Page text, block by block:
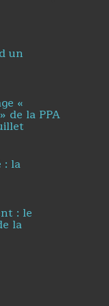
un
«
de la PPA
: la
: le
la